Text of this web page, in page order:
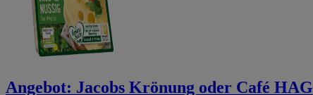
Angebot: Jacobs Krönung oder Café HAG